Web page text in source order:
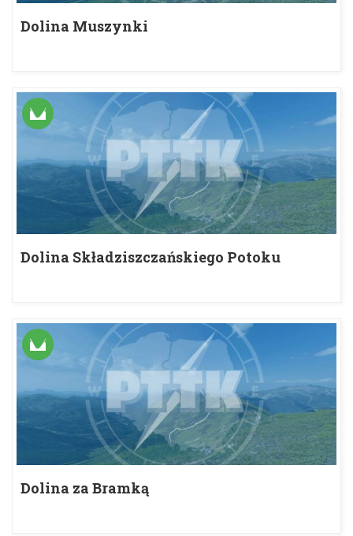
Dolina Muszynki
Dolina Składziszczańskiego Potoku
Dolina za Bramką